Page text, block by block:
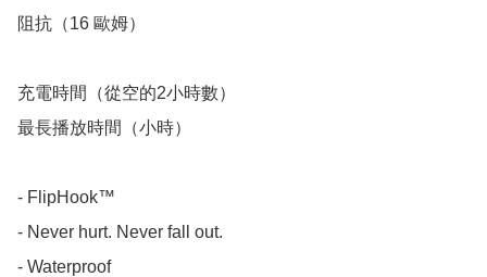
阻抗（16 歐姆）
充電時間（從空的2小時數）
最長播放時間（小時）
- FlipHook™
- Never hurt. Never fall out.
- Waterproof